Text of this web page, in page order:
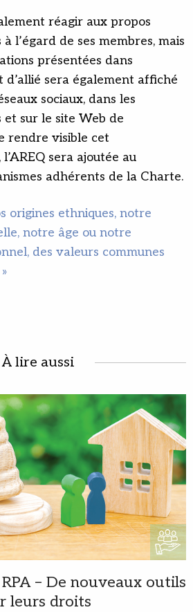
réagir aux propos
l’égard de ses membres, mais
présentées dans
d’allié sera également affiché
sociaux, dans les
sur le site Web de
rendre visible cet
sera ajoutée au
adhérents de la Charte.
origines ethniques, notre
notre âge ou notre
des valeurs communes
À lire aussi
RPA – De nouveaux outils
leurs droits